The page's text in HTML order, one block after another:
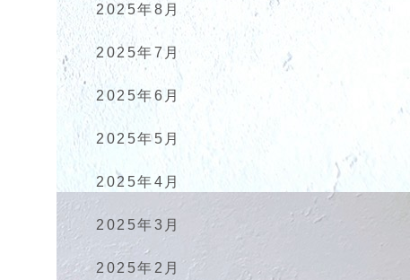
2025年8月
2025年7月
2025年6月
2025年5月
2025年4月
2025年3月
2025年2月